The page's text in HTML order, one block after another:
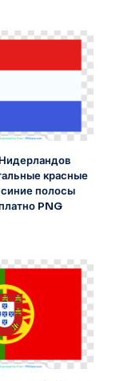
красные
полосы
PNG